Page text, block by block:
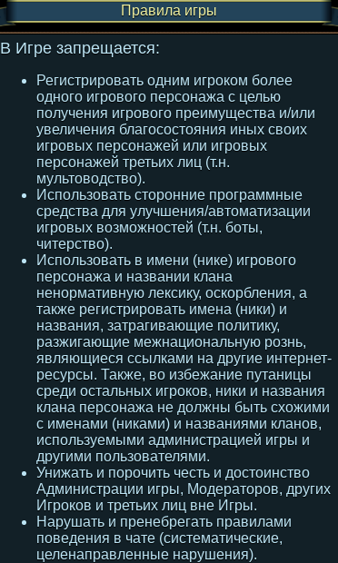
Правила игры
В Игре запрещается:
Регистрировать одним игроком более
одного игрового персонажа с целью
получения игрового преимущества и/или
увеличения благосостояния иных своих
игровых персонажей или игровых
персонажей третьих лиц (т.н.
мультоводство).
Использовать сторонние программные
средства для улучшения/автоматизации
игровых возможностей (т.н. боты,
читерство).
Использовать в имени (нике) игрового
персонажа и названии клана
ненормативную лексику, оскорбления, а
также регистрировать имена (ники) и
названия, затрагивающие политику,
разжигающие межнациональную рознь,
являющиеся ссылками на другие интернет-
ресурсы. Также, во избежание путаницы
среди остальных игроков, ники и названия
клана персонажа не должны быть схожими
с именами (никами) и названиями кланов,
используемыми администрацией игры и
другими пользователями.
Унижать и порочить честь и достоинство
Администрации игры, Модераторов, других
Игроков и третьих лиц вне Игры.
Нарушать и пренебрегать правилами
поведения в чате (систематические,
целенаправленные нарушения).